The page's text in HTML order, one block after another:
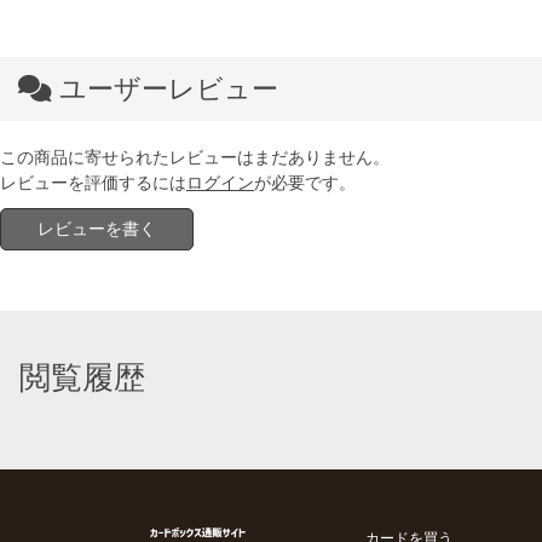
ユーザーレビュー
この商品に寄せられたレビューはまだありません。
レビューを評価するにはログインが必要です。
レビューを書く
閲覧履歴